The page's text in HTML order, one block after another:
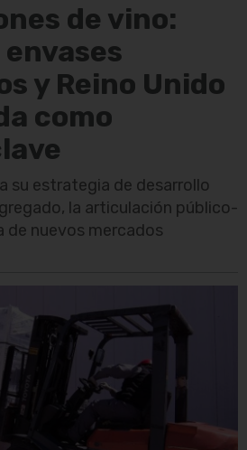
de vino:
y Reino Unido
como
su estrategia de desarrollo
la articulación público-
de nuevos mercados